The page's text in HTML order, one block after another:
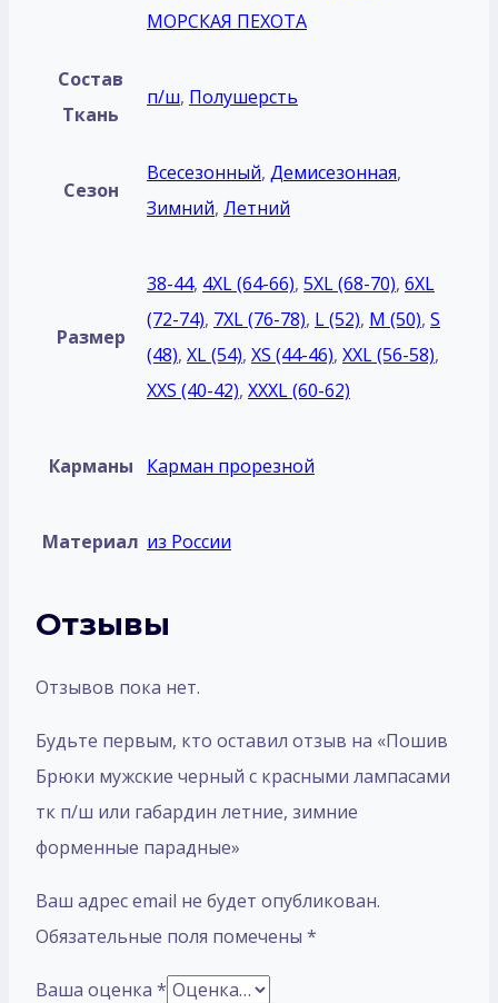
МОРСКАЯ ПЕХОТА
Состав
Ткань
п/ш, Полушерсть
Сезон
Всесезонный, Демисезонная,
Зимний, Летний
Размер
38-44, 4XL (64-66), 5XL (68-70), 6XL
(72-74), 7XL (76-78), L (52), M (50), S
(48), XL (54), XS (44-46), XXL (56-58),
XXS (40-42), XXXL (60-62)
Карманы Карман прорезной
Материал из России
Отзывы
Отзывов пока нет.
Будьте первым, кто оставил отзыв на «Пошив
Брюки мужские черный с красными лампасами
тк п/ш или габардин летние, зимние
форменные парадные»
Ваш адрес email не будет опубликован.
Обязательные поля помечены *
Ваша оценка *